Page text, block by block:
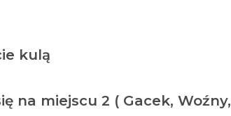
kulą
na miejscu 2 ( Gacek, Woźny,